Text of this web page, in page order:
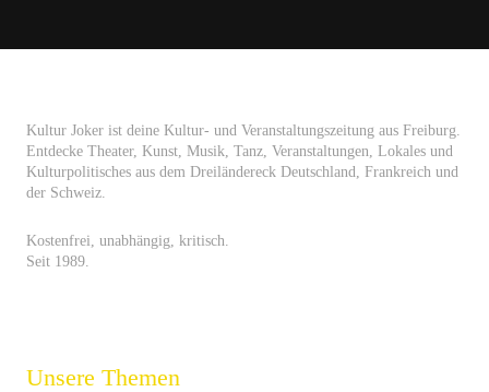
Kultur Joker ist deine Kultur- und Veranstaltungszeitung aus Freiburg.
Entdecke Theater, Kunst, Musik, Tanz, Veranstaltungen, Lokales und
Kulturpolitisches aus dem Dreiländereck Deutschland, Frankreich und
der Schweiz.
Kostenfrei, unabhängig, kritisch.
Seit 1989.
Unsere Themen